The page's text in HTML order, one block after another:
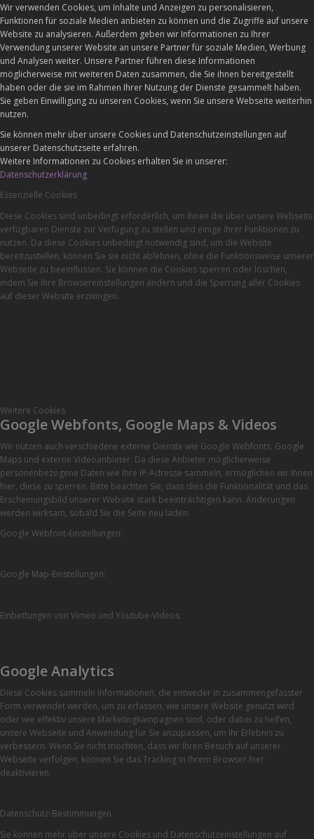
Wir verwenden Cookies, um Inhalte und Anzeigen zu personalisieren,
Funktionen für soziale Medien anbieten zu können und die Zugriffe auf unsere
Website zu analysieren. Außerdem geben wir Informationen zu Ihrer
Verwendung unserer Website an unsere Partner für soziale Medien, Werbung
und Analysen weiter. Unsere Partner führen diese Informationen
möglicherweise mit weiteren Daten zusammen, die Sie ihnen bereitgestellt
haben oder die sie im Rahmen Ihrer Nutzung der Dienste gesammelt haben.
Sie geben Einwilligung zu unseren Cookies, wenn Sie unsere Webseite weiterhin
nutzen.
Sie können mehr über unsere Cookies und Datenschutzeinstellungen auf
unserer Datenschutzseite erfahren.
Weitere Informationen zu Cookies erhalten Sie in unserer:
Datenschutzerklärung
Essenzielle Cookies
Diese Cookies sind unbedingt erforderlich, um Ihnen die über unsere Webseite
verfügbaren Dienste zur Verfügung zu stellen und einige ihrer Funktionen zu
nutzen. Da diese Cookies unbedingt notwendig sind, um die Website
bereitzustellen, können Sie sie nicht ablehnen, ohne die Funktionsweise unserer
Webseite zu beeinflussen. Sie können die Cookies sperren oder löschen,
indem Sie Ihre Browsereinstellungen ändern und die Sperrung aller Cookies
auf dieser Website erzwingen.
Weitere Cookies
Google Webfonts, Google Maps & Videos
Wir nutzen auch verschiedene externe Dienste wie Google Webfonts, Google
Maps und externe Videoanbieter. Da diese Anbieter möglicherweise
personenbezogene Daten wie Ihre IP-Adresse sammeln, ermöglichen wir Ihnen
hier, diese zu sperren. Bitte beachten Sie, dass dies die Funktionalität und das
Erscheinungsbild unserer Website stark beeinträchtigen kann. Änderungen
werden wirksam, sobald Sie die Seite neu laden.
Google Webfont-Einstellungen:
Google Map-Einstellungen:
Einbettungen von Vimeo und Youtube-Videos:
Google Analytics
Diese Cookies sammeln Informationen, die entweder in zusammengefasster
Form verwendet werden, um zu erfassen, wie unsere Website genutzt wird
oder wie effektiv unsere Marketingkampagnen sind, oder dabei zu helfen,
unsere Webseite und Anwendung für Sie anzupassen, um Ihr Erlebnis zu
verbessern. Wenn Sie nicht möchten, dass wir Ihren Besuch auf unserer
Webseite verfolgen, können Sie das Tracking in Ihrem Browser hier
deaktivieren.
Datenschutz-Bestimmungen
Sie können mehr über unsere Cookies und Datenschutzeinstellungen auf